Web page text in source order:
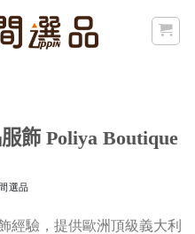
飾 Poliya Boutique
選品
經驗，提供歐洲頂級義大利